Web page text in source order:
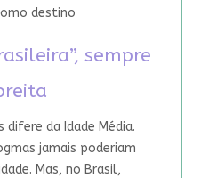
destino
sempre
difere da Idade Média.
jamais poderiam
Mas, no Brasil,